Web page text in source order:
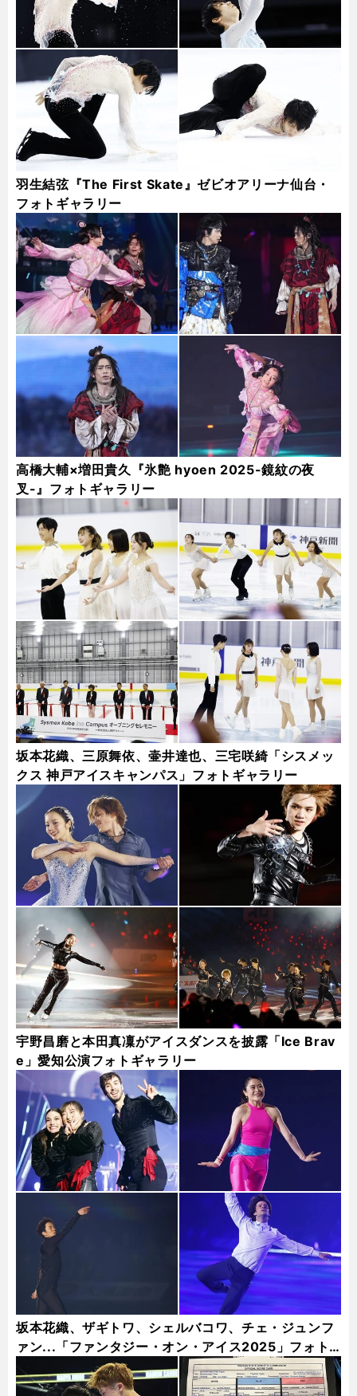
羽生結弦『The First Skate』ゼビオアリーナ仙台・
フォトギャラリー
高橋大輔×増田貴久『氷艶 hyoen 2025-鏡紋の夜
叉-』フォトギャラリー
坂本花織、三原舞依、壷井達也、三宅咲綺「シスメッ
クス 神戸アイスキャンパス」フォトギャラリー
宇野昌磨と本田真凜がアイスダンスを披露「Ice Brav
e」愛知公演フォトギャラリー
坂本花織、ザギトワ、シェルバコワ、チェ・ジュンフ
ァン...「ファンタジー・オン・アイス2025」フォト
ギャラリー